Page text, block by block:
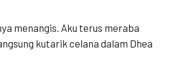
menangis. Aku terus meraba
kutarik celana dalam Dhea